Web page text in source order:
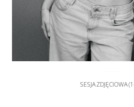
SESJA ZDJĘCIOWA